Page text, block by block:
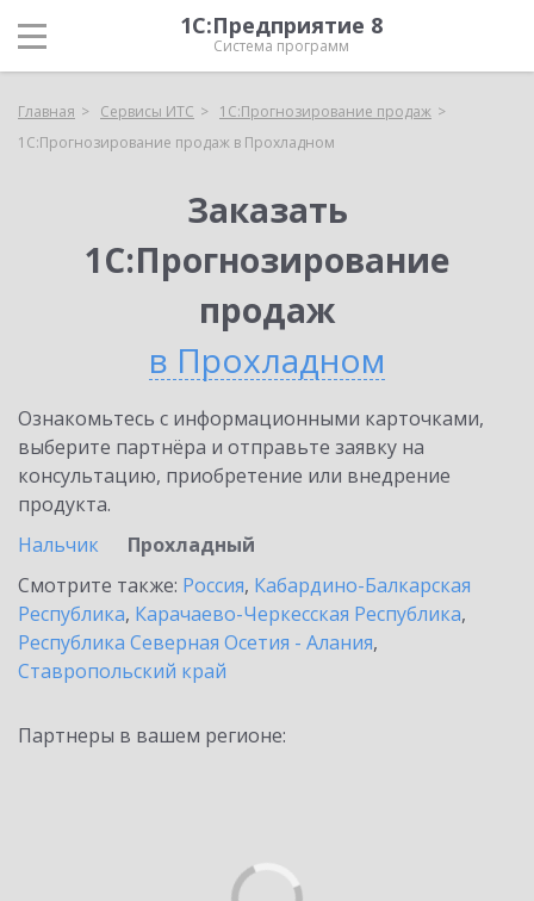
1С:Предприятие 8
Система программ
Главная Сервисы ИТС
1С:Прогнозирование продаж
1С:Прогнозирование продаж в Прохладном
Заказать
1С:Прогнозирование
продаж
в Прохладном
Ознакомьтесь с информационными карточками,
выберите партнёра и отправьте заявку на
консультацию, приобретение или внедрение
продукта.
Нальчик
Прохладный
Смотрите также: Россия, Кабардино-Балкарская
Республика, Карачаево-Черкесская Республика,
Республика Северная Осетия - Алания,
Ставропольский край
Партнеры в вашем регионе: